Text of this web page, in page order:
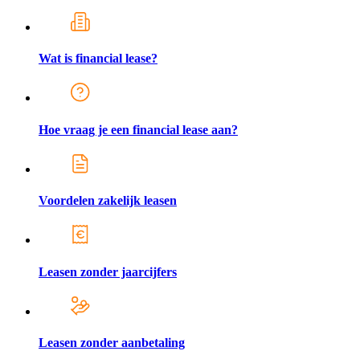
Wat is financial lease?
Hoe vraag je een financial lease aan?
Voordelen zakelijk leasen
Leasen zonder jaarcijfers
Leasen zonder aanbetaling